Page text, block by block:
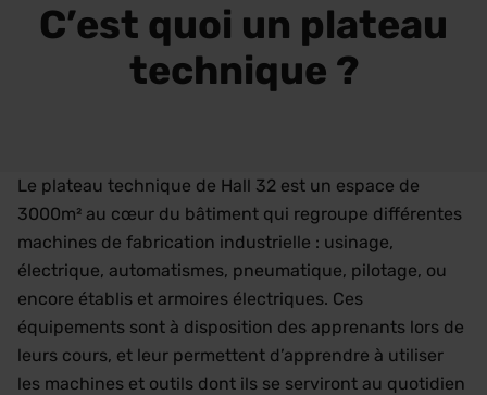
C’est quoi un plateau
technique ?
Le plateau technique de Hall 32 est un espace de
3000m² au cœur du bâtiment qui regroupe différentes
machines de fabrication industrielle : usinage,
électrique, automatismes, pneumatique, pilotage, ou
encore établis et armoires électriques. Ces
équipements sont à disposition des apprenants lors de
leurs cours, et leur permettent d’apprendre à utiliser
les machines et outils dont ils se serviront au quotidien